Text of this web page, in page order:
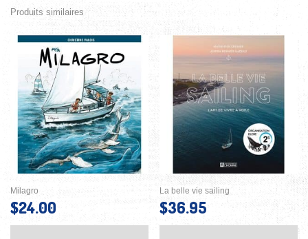
Produits similaires
Milagro
$24.00
La belle vie sailing
$36.95